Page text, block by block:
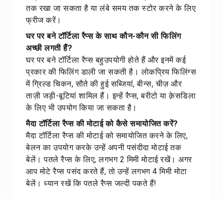
तक रखा जा सकता है या लंबे समय तक स्टोर करने के लिए
फ्रीज करें।
घर पर बने टॉर्टिला रैप्स के साथ कौन-कौन सी फिलिंग
अच्छी लगती हैं?
घर पर बने टॉर्टिला रैप्स बहुउपयोगी होते हैं और इनमें कई
प्रकार की फिलिंग डाली जा सकती है। लोकप्रिय फिलिंग्स
में ग्रिल्ड चिकन, सौते की हुई सब्जियां, बीन्स, चीज़ और
ताज़ी जड़ी-बूटियां शामिल हैं। इन्हें रैप्स, बरीटो या क़ेसडिला
के लिए भी उपयोग किया जा सकता है।
मैदा टॉर्टिला रैप्स की मोटाई को कैसे समायोजित करें?
मैदा टॉर्टिला रैप्स की मोटाई को समायोजित करने के लिए,
बेलन का उपयोग करके उन्हें अपनी पसंदीदा मोटाई तक
बेलें। पतले रैप्स के लिए, लगभग 2 मिमी मोटाई रखें। अगर
आप मोटे रैप्स पसंद करते हैं, तो उन्हें लगभग 4 मिमी मोटा
बेलें। ध्यान रखें कि पतले रैप्स जल्दी पकते हैं!